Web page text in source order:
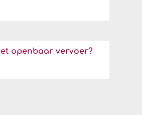
openbaar vervoer?